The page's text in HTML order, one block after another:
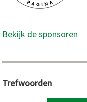
Bekijk de sponsoren
Trefwoorden